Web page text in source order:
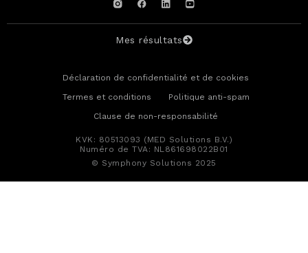
Mes résultats
Déclaration de confidentialité et de cookies
Termes et conditions
Politique anti-spam
Clause de non-responsabilité
KVK: 80513093 (MED Solutions B.V.)
Numéro de TVA: NL861698022B01
© Symphony Solutions 2025